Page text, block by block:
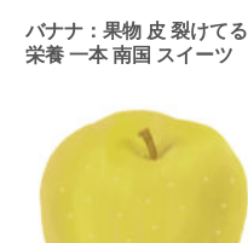
バナナ：果物 皮 裂けてる
栄養 一本 南国 スイーツ